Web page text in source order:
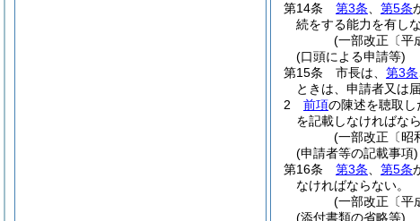
第14条
第3条 第5条
続をする能力を有し
(一部改正〔平
(口頭による申請等)
第15条
市長は、 第3条
ときは、申請者又は
2
前項の陳述を聴取
を記載しなければなら
(一部改正〔昭
(申請者等の記載事項)
第16条
第3条 第5条
なければならない。
(一部改正〔平
(添付書類の省略等)